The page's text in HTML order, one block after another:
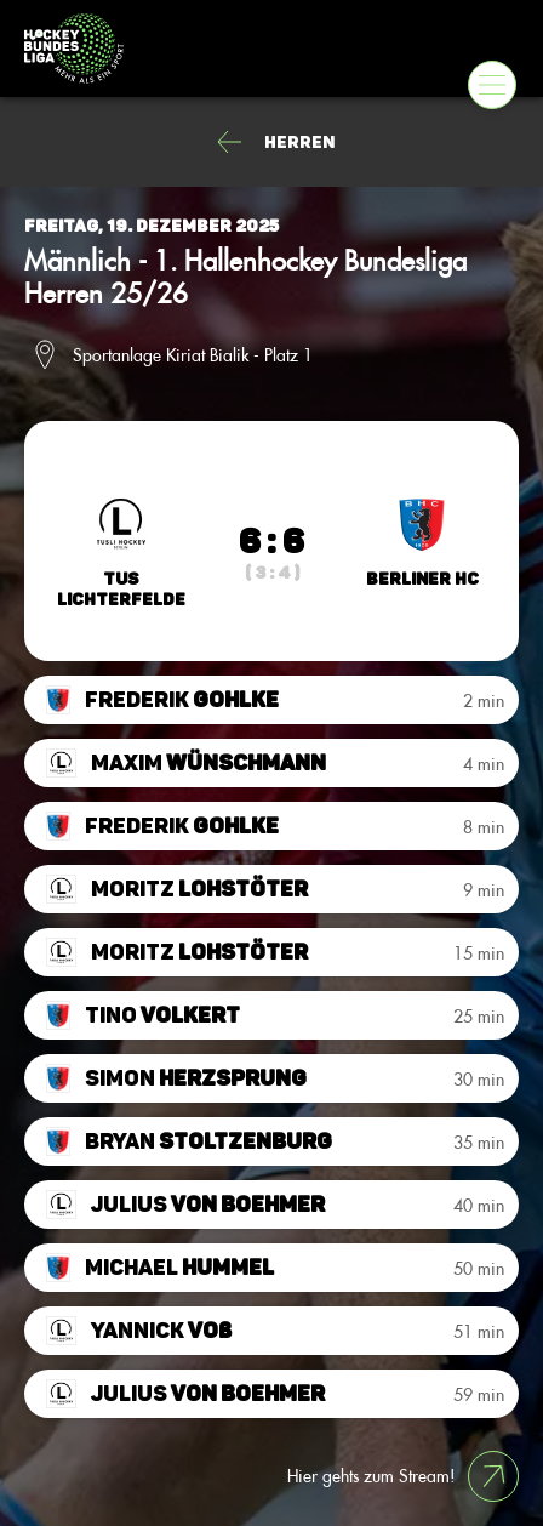
Herren
Freitag, 19. Dezember 2025
Männlich - 1. Hallenhockey Bundesliga
Herren 25/26
Sportanlage Kiriat Bialik - Platz 1
TuS
Lichterfelde
6 : 6
( 3 : 4 ) Berliner HC
FrederikGohlke 2 min
MaximWünschmann 4 min
FrederikGohlke 8 min
Moritz Lohstöter 9 min
Moritz Lohstöter 15 min
TinoVolkert 25 min
Simon Herzsprung 30 min
BryanStoltzenburg 35 min
Juliusvon Boehmer 40 min
MichaelHummel 50 min
YannickVoß 51 min
Juliusvon Boehmer 59 min
Hier gehts zum Stream!